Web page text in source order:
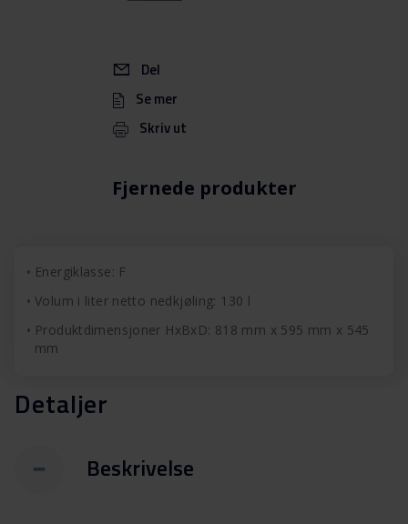
Fjernede produkter
Del
Se mer
Skriv ut
Energiklasse: F
Volum i liter netto nedkjøling: 130 l
Produktdimensjoner HxBxD: 818 mm x 595 mm x 545
mm
Detaljer
Beskrivelse